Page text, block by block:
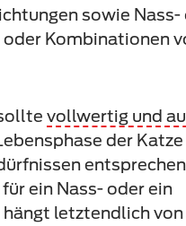
sowie Nass-
Kombinationen
vollwertig und
der
ein Nass- oder ein
letztendlich von